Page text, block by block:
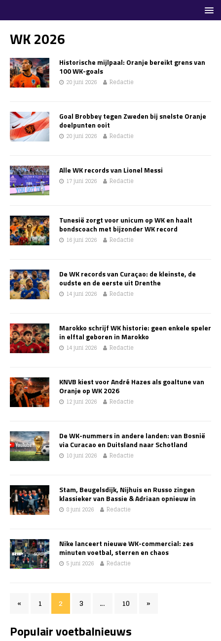
WK 2026
Historische mijlpaal: Oranje bereikt grens van
100 WK-goals
20 juni 2026 Redactie
Goal Brobbey tegen Zweden bij snelste Oranje
doelpunten ooit
20 juni 2026 Redactie
Alle WK records van Lionel Messi
17 juni 2026 Redactie
Tunesië zorgt voor unicum op WK en haalt
bondscoach met bijzonder WK record
16 juni 2026 Redactie
De WK records van Curaçao: de kleinste, de
oudste en de eerste uit Drenthe
14 juni 2026 Redactie
Marokko schrijf WK historie: geen enkele speler
in elftal geboren in Marokko
14 juni 2026 Redactie
KNVB kiest voor André Hazes als goaltune van
Oranje op WK 2026
12 juni 2026 Redactie
De WK-nummers in andere landen: van Bosnië
via Curacao en Duitsland naar Schotland
10 juni 2026 Redactie
Stam, Beugelsdijk, Nijhuis en Russo zingen
klassieker van Bassie & Adriaan opnieuw in
8 juni 2026 Redactie
Nike lanceert nieuwe WK-commercial: zes
minuten voetbal, sterren en chaos
5 juni 2026 Redactie
« 1 2 3 … 10 »
Populair voetbalnieuws